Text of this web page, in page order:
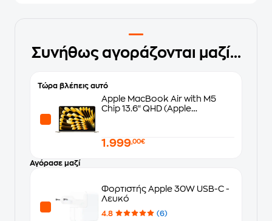
Συνήθως αγοράζονται μαζί...
Τώρα βλέπεις αυτό
Apple MacBook Air with M5
Chip 13.6" QHD (Apple
1.999,00€
Αγόρασε μαζί
Φορτιστής Apple 30W USB-C -
Λευκό
4.8 (6)